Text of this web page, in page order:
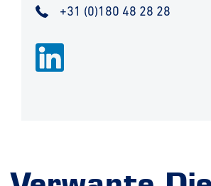
+31 (0)180 48 28 28